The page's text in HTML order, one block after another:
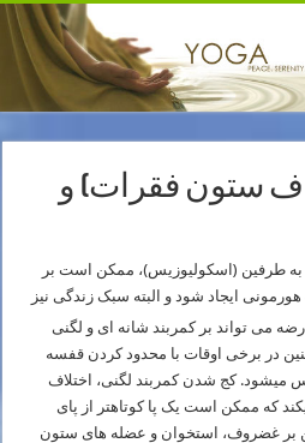
ستون فقرات) و
طرفین (اسکولیوزیس)، ممکن است بر
هورمونی ایجاد شود و البته سبک زندگی نیز
می ­تواند بر کمربند شانه ­ای و لگنی
در برخی اوقات با محدود کردن قفسه
می­شود. کج شدن کمربند لگنی، اختلاف
که ممکن است یک پا کوتاهتر از پای
بر غضروف، استخوان و عضله­ های ستون